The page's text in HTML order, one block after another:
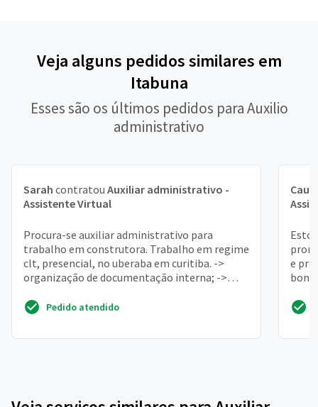
Veja alguns pedidos similares em
Itabuna
Esses são os últimos pedidos para Auxilio
administrativo
Sarah contratou Auxiliar administrativo -
Assistente Virtual
Procura-se auxiliar administrativo para
trabalho em construtora. Trabalho em regime
clt, presencial, no uberaba em curitiba. ->
organização de documentação interna; ->
Pedido atendido
Cauã
e
área